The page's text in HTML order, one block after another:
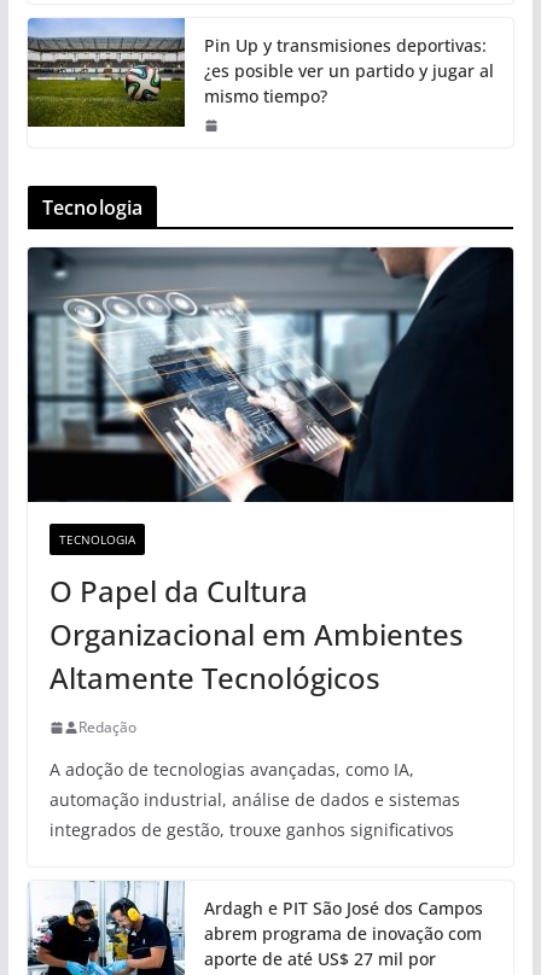
Pin Up y transmisiones deportivas:
¿es posible ver un partido y jugar al
mismo tiempo?
Tecnologia
TECNOLOGIA
O Papel da Cultura
Organizacional em Ambientes
Altamente Tecnológicos
Redação
A adoção de tecnologias avançadas, como IA,
automação industrial, análise de dados e sistemas
integrados de gestão, trouxe ganhos significativos
Ardagh e PIT São José dos Campos
abrem programa de inovação com
aporte de até US$ 27 mil por